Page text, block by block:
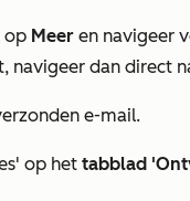
op Meer en navigeer
navigeer dan direct
e-mail.
op het tabblad